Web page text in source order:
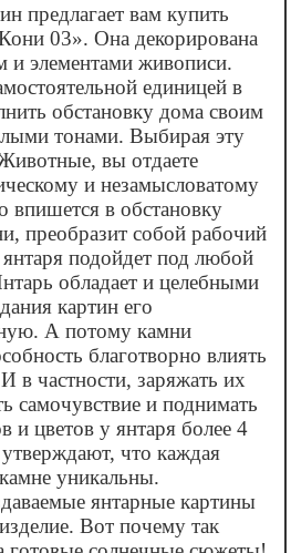
предлагает вам купить
03». Она декорирована
и элементами живописи.
единицей в
обстановку дома своим
тонами. Выбирая эту
вы отдаете
и незамысловатому
впишется в обстановку
преобразит собой рабочий
подойдет под любой
обладает и целебными
картин его
А потому камни
благотворно влиять
в частности, заряжать их
самочувствие и поднимать
и цветов у янтаря более 4
что каждая
уникальны.
янтарные картины
Вот почему так